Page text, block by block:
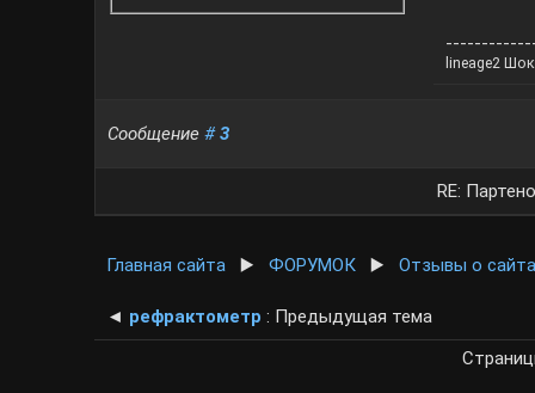
lineage2
Сообщение#3
RE:
Главная сайта ▶️ФОРУМОК ▶️Отзывы о
◄ рефрактометр : Предыдущая тема